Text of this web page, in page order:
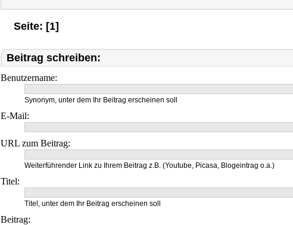
Seite: [1]
Beitrag schreiben:
Benutzername:
Synonym, unter dem Ihr Beitrag erscheinen soll
E-Mail:
URL zum Beitrag:
Weiterführender Link zu Ihrem Beitrag z.B. (Youtube, Picasa, Blogeintrag o.a.)
Titel:
Titel, unter dem Ihr Beitrag erscheinen soll
Beitrag: